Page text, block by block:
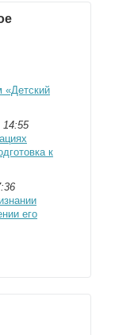
«Детский
14:55
к
его